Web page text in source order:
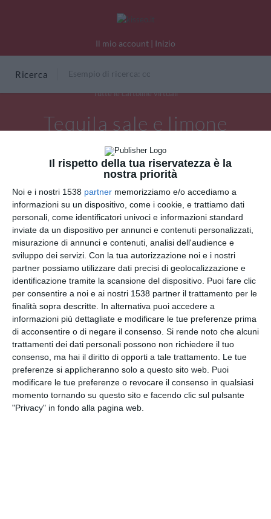
Il rispetto della tua riservatezza è la
nostra priorità
Noi e i nostri 1538 partner memorizziamo e/o accediamo a
informazioni su un dispositivo, come i cookie, e trattiamo dati
personali, come identificatori univoci e informazioni standard
inviate da un dispositivo per annunci e contenuti personalizzati,
misurazione di annunci e contenuti, analisi dell'audience e
sviluppo dei servizi. Con la tua autorizzazione noi e i nostri
partner possiamo utilizzare dati precisi di geolocalizzazione e
identificazione tramite la scansione del dispositivo. Puoi fare clic
per consentire a noi e ai nostri 1538 partner il trattamento per le
finalità sopra descritte. In alternativa puoi accedere a
informazioni più dettagliate e modificare le tue preferenze prima
di acconsentire o di negare il consenso. Si rende noto che alcuni
trattamenti dei dati personali possono non richiedere il tuo
consenso, ma hai il diritto di opporti a tale trattamento. Le tue
preferenze si applicheranno solo a questo sito web. Puoi
modificare le tue preferenze o revocare il consenso in qualsiasi
momento tornando su questo sito e facendo clic sul pulsante
"Privacy" in fondo alla pagina web.
Il mio account | Inizio
Ricerca
Tutte le cartoline virtuali
Tequila sale e limone
INVIA QUESTA CARTOLINA
via Email(GRATUITO)
CONDIVIDI QUESTA
CARTOLINA
Facebook, Twitter, WhatsApp, ...